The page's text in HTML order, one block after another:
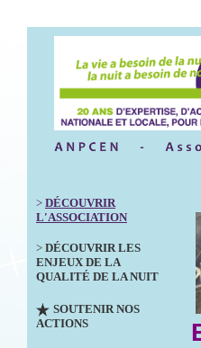
> DÉCOUVRIR
L'ASSOCIATION
> DÉCOUVRIR LES
ENJEUX DE LA
QUALITÉ DE LA NUIT
SOUTENIR NOS
ACTIONS